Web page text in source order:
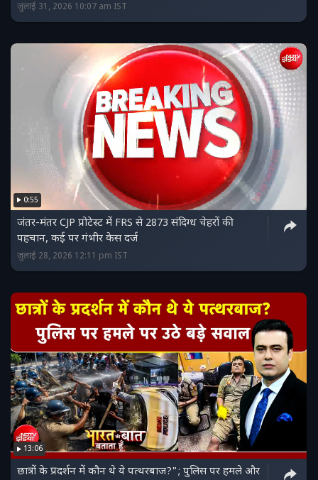
जुलाई 31, 2026 10:07 am IST
0:55
जंतर-मंतर CJP प्रोटेस्‍ट में FRS से 2873 संदिग्ध चेहरों की
पहचान, कई पर गंभीर केस दर्ज
जुलाई 28, 2026 12:11 pm IST
13:06
छात्रों के प्रदर्शन में कौन थे ये पत्थरबाज?"; पुलिस पर हमले और